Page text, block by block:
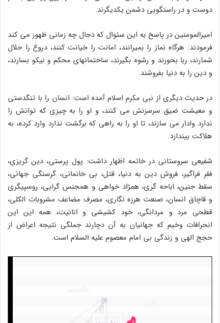
دوست و در راستگویی دشمن یکدیگرند.
امیرالمومنین در پاسخ به این سئوال که دجال چه زمانی ظهور می کند
فرمودند: هرگاه نماز را بمیرانند، امانت را خیانت کنند، دروغ را حلال
شمارند، ربا بخورند و رشوه بگیرند، ساختمانهای محکم و نیکو بسازند،
و دین را به دنیا بفروشند.
در حدیث دیگری از نبی مکرم اسلام آمده است: انسان را با تنگدستی
و معیشت ضیق سرسزنش می کنند، و او را به چیزی که توانش را
ندارد وادار می سازند، تا او را به راهی که برگشت ندارد وارد کرده، به
هلاکت بیندازد.
شفیعی سروستانی در خاتمه اظهار داشت: پول پرستی، دین گریزی،
فقر فراگیر، فروش دین به دنیا، قتل، بی خانمانی، گرسنگی جهانی،
سقط جنین، اباحه گری، همژاد خواهی و همجنس گرایی، روسپیگری
و قاچاق انسان، صنعت هرزه نگاری، مصرف مضاعف مشروبات الکلی،
قطحی مرد و مردانگی، خود کشیشی و انانیت، همه این این
انحرافات وخیم که جهانیان به آن دچارند جملگی نتیجه اعراض از
حجج الهی و زندگی بی امام معصوم علیه السلام است.